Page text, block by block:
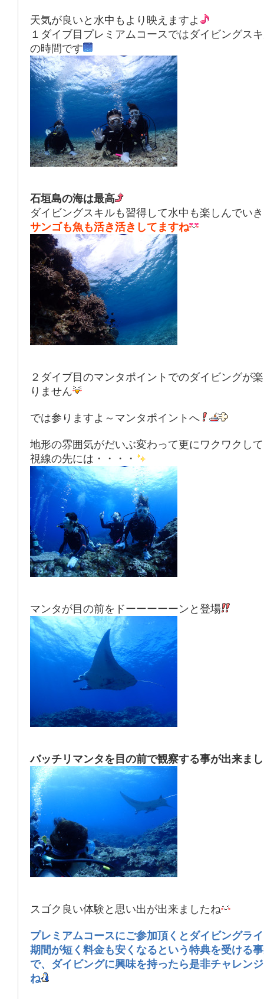
天気が良いと水中もより映えますよ
１ダイブ目プレミアムコースではダイビングス
の時間です
石垣島の海は最高
ダイビングスキルも習得して水中も楽しんでい
サンゴも魚も活き活きしてますね
２ダイブ目のマンタポイントでのダイビングが
りません
では参りますよ～マンタポイントへ
地形の雰囲気がだいぶ変わって更にワクワクし
視線の先には・・・・
マンタが目の前をドーーーーーンと登場
バッチリマンタを目の前で観察する事が出来ま
スゴク良い体験と思い出が出来ましたね
プレミアムコースにご参加頂くとダイビングラ
期間が短く料金も安くなるという特典を受ける
で、ダイビングに興味を持ったら是非チャレン
ね